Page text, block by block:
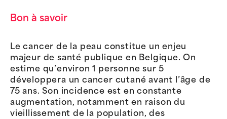
Bon à savoir
Le cancer de la peau constitue un enjeu
majeur de santé publique en Belgique. On
estime qu’environ 1 personne sur 5
développera un cancer cutané avant l’âge de
75 ans. Son incidence est en constante
augmentation, notamment en raison du
vieillissement de la population, des